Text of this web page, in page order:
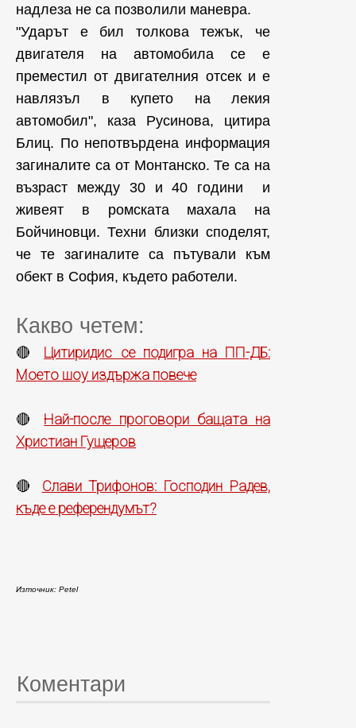
надлеза не са позволили маневра.
"Ударът е бил толкова тежък, че
двигателя на автомобила се е
преместил от двигателния отсек и е
навлязъл в купето на лекия
автомобил", каза Русинова, цитира
Блиц. По непотвърдена информация
загиналите са от Монтанско. Те са на
възраст между 30 и 40 години и
живеят в ромската махала на
Бойчиновци. Техни близки споделят,
че те загиналите са пътували към
обект в София, където работели.
Какво четем:
🔴 Цитиридис се подигра на ПП-ДБ:
Моето шоу издържа повече
🔴 Най-после проговори бащата на
Христиан Гущеров
🔴 Слави Трифонов: Господин Радев,
къде е референдумът?
Източник: Petel
Коментари